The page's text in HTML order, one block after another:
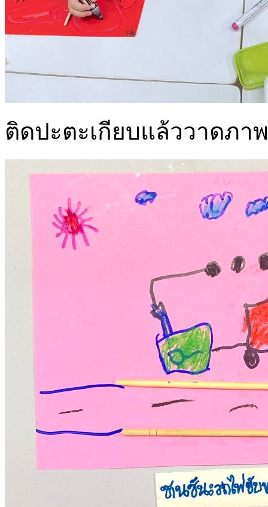
ติดปะตะเกียบแล้ววาดภา